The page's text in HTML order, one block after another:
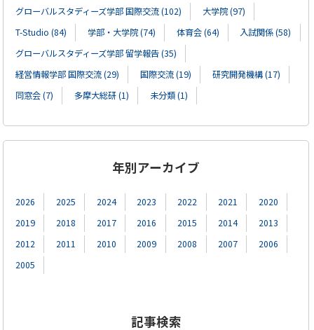
グローバルスタディーズ学部 国際交流 (102)
大学院 (97)
T-Studio (84)
学部・大学院 (74) 体育会 (64)
入試関係 (58)
グローバルスタディーズ学部 留学報告 (35)
経営情報学部 国際交流 (29)
国際交流 (19)
研究開発機構 (17)
同窓会 (7)
多摩大総研 (1) 未分類 (1)
年別アーカイブ
2026 2025 2024 2023 2022 2021
2020
2019
2018 2017 2016 2015 2014
2013
2012
2011 2010 2009 2008 2007
2006
2005
記事検索